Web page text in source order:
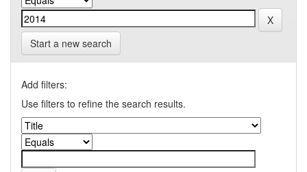
Start a new search
Add filters:
Use filters to refine the search results.